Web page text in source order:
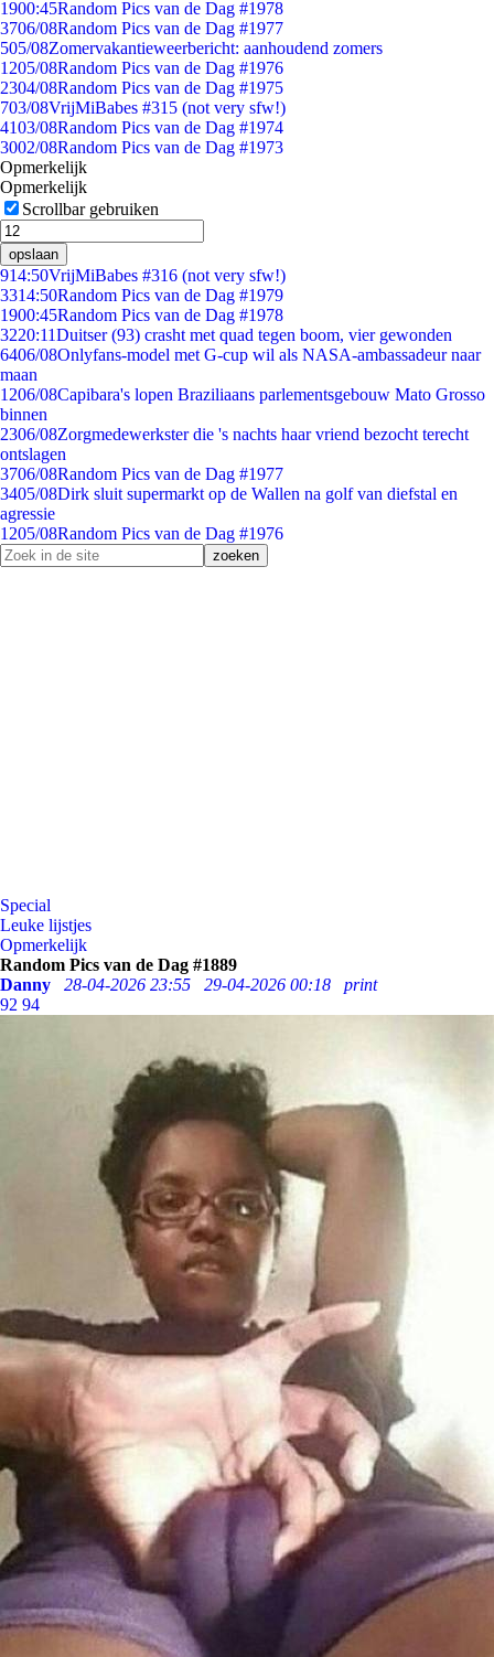
1900:45Random Pics van de Dag #1978
3706/08Random Pics van de Dag #1977
505/08Zomervakantieweerbericht: aanhoudend zomers
1205/08Random Pics van de Dag #1976
2304/08Random Pics van de Dag #1975
703/08VrijMiBabes #315 (not very sfw!)
4103/08Random Pics van de Dag #1974
3002/08Random Pics van de Dag #1973
Opmerkelijk
Opmerkelijk
Scrollbar gebruiken
opslaan
914:50VrijMiBabes #316 (not very sfw!)
3314:50Random Pics van de Dag #1979
1900:45Random Pics van de Dag #1978
3220:11Duitser (93) crasht met quad tegen boom, vier gewonden
6406/08Onlyfans-model met G-cup wil als NASA-ambassadeur naar
maan
1206/08Capibara's lopen Braziliaans parlementsgebouw Mato Grosso
binnen
2306/08Zorgmedewerkster die 's nachts haar vriend bezocht terecht
ontslagen
3706/08Random Pics van de Dag #1977
3405/08Dirk sluit supermarkt op de Wallen na golf van diefstal en
agressie
1205/08Random Pics van de Dag #1976
Special
Leuke lijstjes
Opmerkelijk
Random Pics van de Dag #1889
Danny
28-04-2026 23:55 29-04-2026 00:18
print
92 94